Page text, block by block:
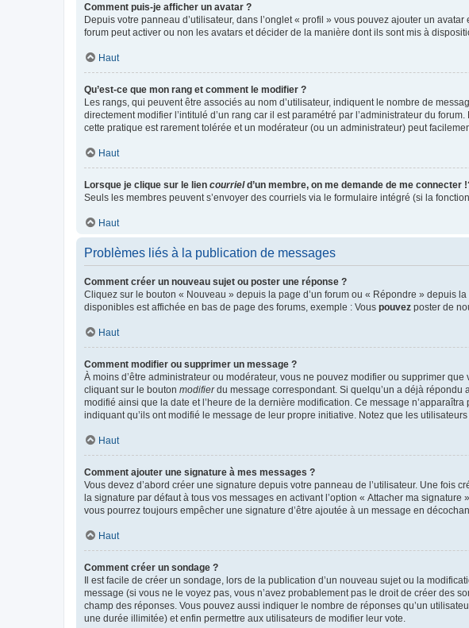
Comment puis-je afficher un avatar ?
Depuis votre panneau d’utilisateur, dans l’onglet « profil » vous pouvez ajouter un
forum peut activer ou non les avatars et décider de la manière dont ils sont mis à
Haut
Qu’est-ce que mon rang et comment le modifier ?
Les rangs, qui peuvent être associés au nom d’utilisateur, indiquent le nombre de
directement modifier l’intitulé d’un rang car il est paramétré par l’administrateur du
cette pratique est rarement tolérée et un modérateur (ou un administrateur) peut
Haut
Lorsque je clique sur le lien courrield’un membre, on me demande de me connecter
Seuls les membres peuvent s’envoyer des courriels via le formulaire intégré (si la
Haut
Problèmes liés à la publication de messages
Comment créer un nouveau sujet ou poster une réponse ?
Cliquez sur le bouton « Nouveau » depuis la page d’un forum ou « Répondre » depuis
disponibles est affichée en bas de page des forums, exemple : Vous pouvez poster de
Haut
Comment modifier ou supprimer un message ?
À moins d’être administrateur ou modérateur, vous ne pouvez modifier ou supprimer
cliquant sur le bouton modifierdu message correspondant. Si quelqu’un a déjà répondu
modifié ainsi que la date et l’heure de la dernière modification. Ce message
indiquant qu’ils ont modifié le message de leur propre initiative. Notez que les
Haut
Comment ajouter une signature à mes messages ?
Vous devez d’abord créer une signature depuis votre panneau de l’utilisateur. Une fois
la signature par défaut à tous vos messages en activant l’option « Attacher ma signature
vous pourrez toujours empêcher une signature d’être ajoutée à un message en
Haut
Comment créer un sondage ?
Il est facile de créer un sondage, lors de la publication d’un nouveau sujet ou la
message (si vous ne le voyez pas, vous n’avez probablement pas le droit de créer des
champ des réponses. Vous pouvez aussi indiquer le nombre de réponses qu’un
une durée illimitée) et enfin permettre aux utilisateurs de modifier leur vote.